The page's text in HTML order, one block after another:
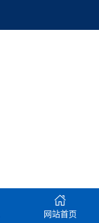
网站首页